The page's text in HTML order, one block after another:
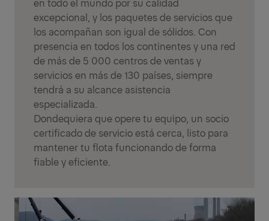
excepcional, y los paquetes de servicios que
los acompañan son igual de sólidos. Con
presencia en todos los continentes y una red
de más de 5 000 centros de ventas y
servicios en más de 130 países, siempre
tendrá a su alcance asistencia
especializada.
Dondequiera que opere tu equipo, un socio
certificado de servicio está cerca, listo para
mantener tu flota funcionando de forma
fiable y eficiente.